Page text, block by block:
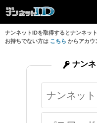
ナンネットIDを取得するとナンネッ
お持ちでない方は こちら からアカウ
ナン